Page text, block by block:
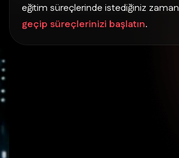
eğitim süreçlerinde istediğiniz zaman
geçip süreçlerinizi başlatın.